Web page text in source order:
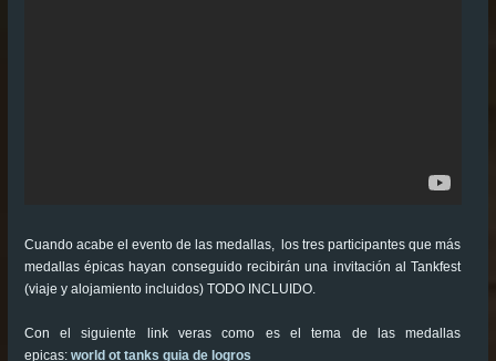
Cuando acabe el evento de las medallas, los tres participantes que más
medallas épicas hayan conseguido recibirán una invitación al Tankfest
(viaje y alojamiento incluidos) TODO INCLUIDO.
Con el siguiente link veras como es el tema de las medallas
epicas: world ot tanks guia de logros